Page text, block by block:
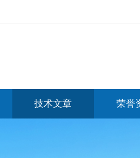
技术文章 荣誉